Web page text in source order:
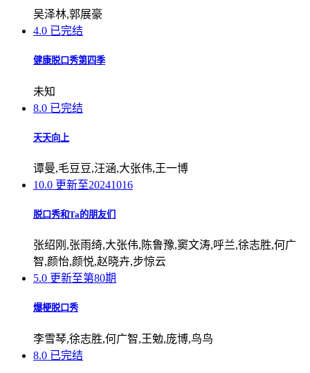
吴泽林,郭展豪
4.0 已完结
健康脱口秀第四季
未知
8.0 已完结
天天向上
谭曼,毛豆豆,汪涵,大张伟,王一博
10.0 更新至20241016
脱口秀和Ta的朋友们
张绍刚,张雨绮,大张伟,陈鲁豫,窦文涛,呼兰,徐志胜,何广
智,颜怡,颜悦,赵晓卉,步惊云
5.0 更新至第80期
爆梗脱口秀
李雪琴,徐志胜,何广智,王勉,庞博,鸟鸟
8.0 已完结